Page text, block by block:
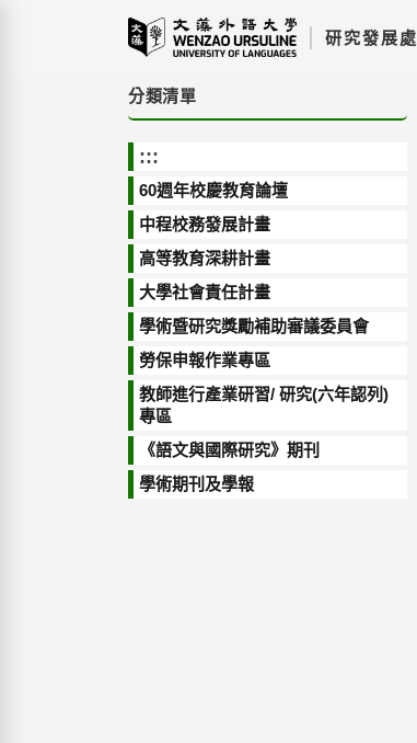
分類清單
:::
60週年校慶教育論壇
中程校務發展計畫
高等教育深耕計畫
大學社會責任計畫
學術暨研究獎勵補助審議委員會
勞保申報作業專區
教師進行產業研習/ 研究(六年認列)
專區
《語文與國際研究》期刊
學術期刊及學報
研究發展處